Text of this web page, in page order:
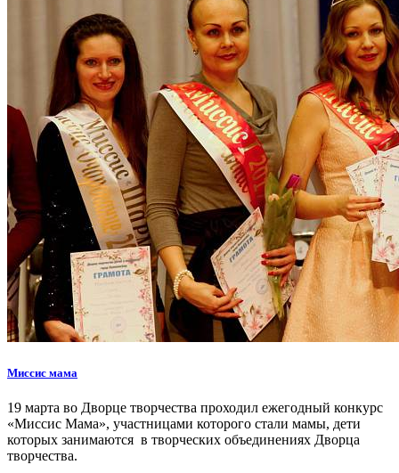
Миссис мама
19 марта во Дворце творчества проходил ежегодный конкурс
«Миссис Мама», участницами которого стали мамы, дети
которых занимаются в творческих объединениях Дворца
творчества.